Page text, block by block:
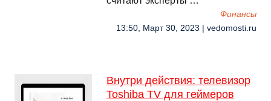
Финансы
13:50, Март 30, 2023 | vedomosti.ru
Внутри действия: телевизор
Toshiba TV для геймеров